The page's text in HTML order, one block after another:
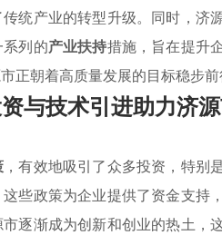
统产业的转型升级。同时，济
列的产业扶持措施，旨在提升
正朝着高质量发展的目标稳步前
与技术引进助力济
，有效地吸引了众多投资，特别
这些政策为企业提供了资金支持
逐渐成为创新和创业的热土，